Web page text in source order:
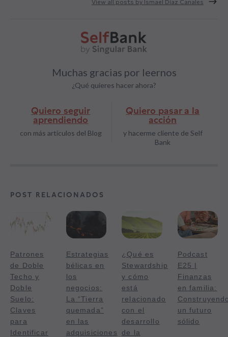
View all posts by Ismael Díaz Canales
Muchas gracias por leernos
¿Qué quieres hacer ahora?
Quiero seguir
aprendiendo
con más artículos del Blog
Quiero pasar a la
acción
y hacerme cliente de Self
Bank
POST RELACIONADOS
Patrones
de Doble
Techo y
Doble
Suelo:
Claves
para
Identificar
Estrategias
bélicas en
los
negocios:
La “Tierra
quemada”
en las
adquisiciones
¿Qué es
Stewardship
y cómo
está
relacionado
con el
desarrollo
de la
Podcast
E25 |
Finanzas
en familia:
un futuro
sólido